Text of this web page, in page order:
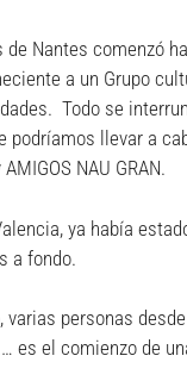
Nantes comenzó
a un Grupo
Todo se
podríamos llevar a
NAU GRAN.
ya había
a fondo.
varias personas
es el comienzo de